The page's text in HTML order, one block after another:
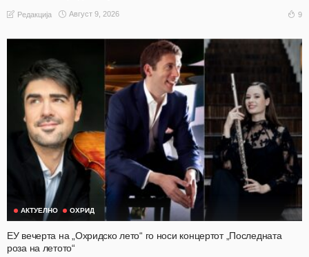
Редакција Август 9, 2026 9
АКТУЕЛНО ОХРИД
ЕУ вечерта на „Охридско лето“ го носи концертот „Последната
роза на летото“